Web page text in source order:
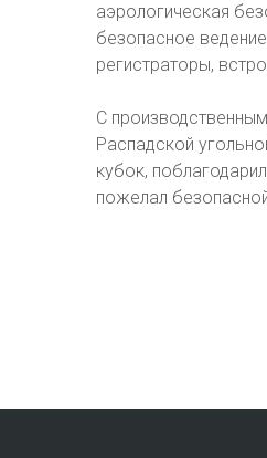
аэрологическая
безопасное
регистраторы,
С
Распадской
кубок,
пожелал